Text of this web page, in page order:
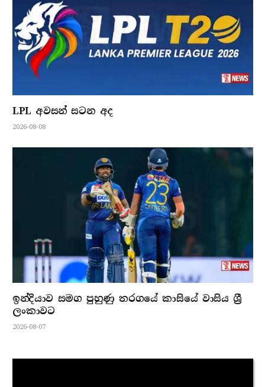
LPL අවසන් සටන අද
2026-08-08
ඉන්දියාව සමග පුහුණු තරගයේ කාසියේ වාසිය ශ්‍රී
ලංකාවට
2026-08-07